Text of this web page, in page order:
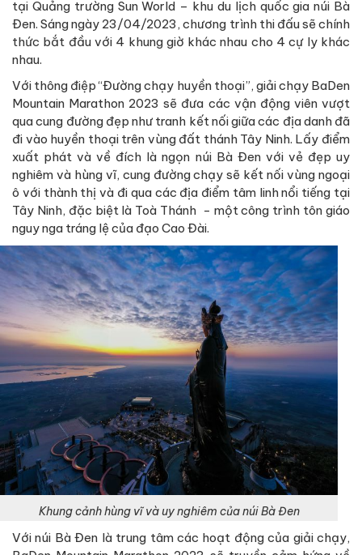
tại Quảng trường Sun World – khu du lịch quốc gia núi Bà
Đen. Sáng ngày 23/04/2023, chương trình thi đấu sẽ chính
thức bắt đầu với 4 khung giờ khác nhau cho 4 cự ly khác
nhau.
Với thông điệp “Đường chạy huyền thoại”, giải chạy BaDen
Mountain Marathon 2023 sẽ đưa các vận động viên vượt
qua cung đường đẹp như tranh kết nối giữa các địa danh đã
đi vào huyền thoại trên vùng đất thánh Tây Ninh. Lấy điểm
xuất phát và về đích là ngọn núi Bà Đen với vẻ đẹp uy
nghiêm và hùng vĩ, cung đường chạy sẽ kết nối vùng ngoại
ô với thành thị và đi qua các địa điểm tâm linh nổi tiếng tại
Tây Ninh, đặc biệt là Toà Thánh - một công trình tôn giáo
nguy nga tráng lệ của đạo Cao Đài.
Khung cảnh hùng vĩ và uy nghiêm của núi Bà Đen
Với núi Bà Đen là trung tâm các hoạt động của giải chạy,